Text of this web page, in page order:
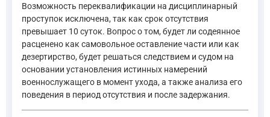
Возможность переквалификации на дисциплинарный
проступок исключена, так как срок отсутствия
превышает 10 суток. Вопрос о том, будет ли содеянное
расценено как самовольное оставление части или как
дезертирство, будет решаться следствием и судом на
основании установления истинных намерений
военнослужащего в момент ухода, а также анализа его
поведения в период отсутствия и после задержания.